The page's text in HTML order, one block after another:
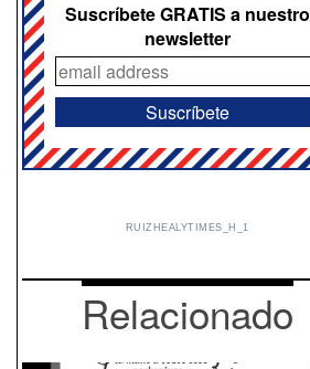
Suscríbete GRATIS a nuestro
newsletter
RUIZHEALYTIMES_H_1
Relacionado